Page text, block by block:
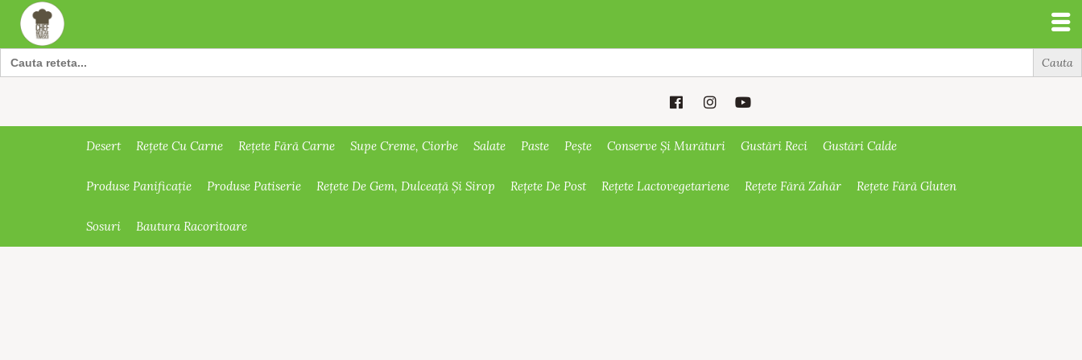
Search
for:
Desert Rețete Cu Carne Rețete Fără Carne Supe Creme, Ciorbe Salate Paste Pește Conserve Și Murături Gustări Reci Gustări Calde
Produse Panificație Produse Patiserie Rețete De Gem, Dulceață Și Sirop Rețete De Post Rețete Lactovegetariene Rețete Fără Zahăr Rețete Fără Gluten
Sosuri Bautura Racoritoare